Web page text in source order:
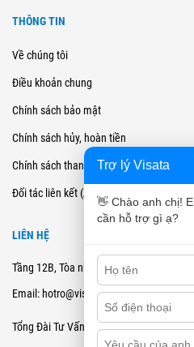
THÔNG TIN
Về chúng tôi
Điều khoản chung
Chính sách bảo mật
Chính sách hủy, hoàn tiền
Chính sách thanh toán
Đối tác liên kết (Affiliate)
LIÊN HỆ
Tầng 12B, Tòa nhà Cienco4 - 180
Email: hotro@visata.vn
Tổng Đài Tư Vấn:
Trợ lý Visata
👋 Chào anh chị!
cần hỗ trợ gì ạ?